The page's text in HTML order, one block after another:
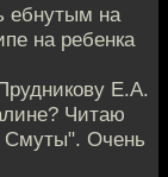
ебнутым на
на ребенка
Е.А.
Читаю
Смуты". Очень